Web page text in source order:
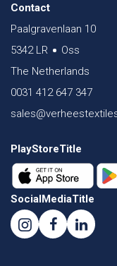
Contact
Paalgravenlaan 10
5342 LR
Oss
The Netherlands
0031 412 647 347
PlayStoreTitle
SocialMediaTitle